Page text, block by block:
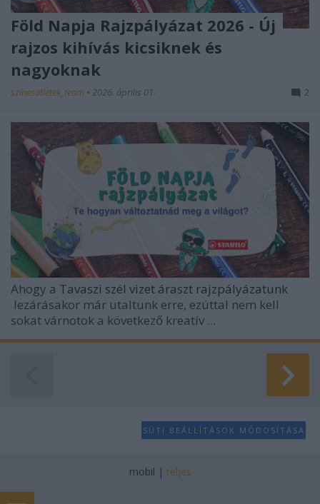
Föld Napja Rajzpályázat 2026 - Új
rajzos kihívás kicsiknek és
nagyoknak
színesötletek_team • 2026. április 01. 2
Ahogy a Tavaszi szél vizet áraszt rajzpályázatunk
lezárásakor már utaltunk erre, ezúttal nem kell
sokat várnotok a következő kreatív ...
SÜTI BEÁLLÍTÁSOK MÓDOSÍTÁSA
mobil | teljes